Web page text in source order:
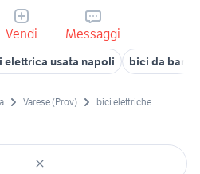
Vendi Messaggi
elettrica usata napoli bici da
Varese (Prov) bici elettriche